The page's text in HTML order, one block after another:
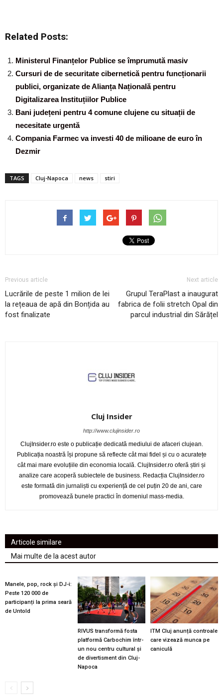
Related Posts:
Ministerul Finanțelor Publice se împrumută masiv
Cursuri de de securitate cibernetică pentru funcționarii
publici, organizate de Alianța Națională pentru
Digitalizarea Instituțiilor Publice
Bani județeni pentru 4 comune clujene cu situații de
necesitate urgentă
Compania Farmec va investi 40 de milioane de euro în
Dezmir
TAGS Cluj-Napoca news stiri
Previous article
Lucrările de peste 1 milion de lei
la rețeaua de apă din Bonțida au
fost finalizate
Next article
Grupul TeraPlast a inaugurat
fabrica de folii stretch Opal din
parcul industrial din Sărățel
Cluj Insider
http://www.clujinsider.ro
ClujInsider.ro este o publicație dedicată mediului de afaceri clujean.
Publicația noastră își propune să reflecte cât mai fidel și cu o acuratețe
cât mai mare evoluțiile din economia locală. ClujInsider.ro oferă știri și
analize care acoperă subiectele de business. Redacția ClujInsider.ro
este formată din jurnaliști cu experiență de cel puțin 20 de ani, care
promovează bunele practici în domeniul mass-media.
Articole similare
Mai multe de la acest autor
Manele, pop, rock și DJ-i:
Peste 120 000 de
participanți la prima seară
de Untold
RIVUS transformă fosta
platformă Carbochim într-
un nou centru cultural și
de divertisment din Cluj-
Napoca
ITM Cluj anunță controale
care vizează munca pe
caniculă